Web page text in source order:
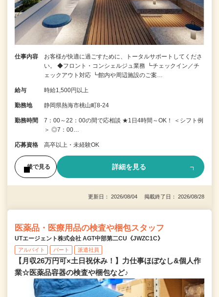
仕事内容
お客様が快適に過ごすために、トータルサポートしてくださ
い。 ◆フロント・コンシェルジュ業務 ┗チェックイン／チ
ェックアウト対応 ┗館内や周辺施設のご案…
給与 時給1,500円以上
勤務地 静岡県熱海市桃山町8-24
勤務時間
7：00～22：00の間で応相談 ★1日4時間～OK！ ＜シフト例
＞ ◎7：00…
応募資格 高卒以上・未経験OK
後で見る 詳細を見る
更新日： 2026/08/04 掲載終了日： 2026/08/28
医薬品・医療用品の検査や梱包スタッフ
UTエージェント株式会社 AGT中部第二CU《JWZC1C》
アルバイト パート 派遣社員
【月収26万円可×土日祝休み！】力仕事ほぼなし&個人作
業☆医薬品容器の検査や梱包など♪